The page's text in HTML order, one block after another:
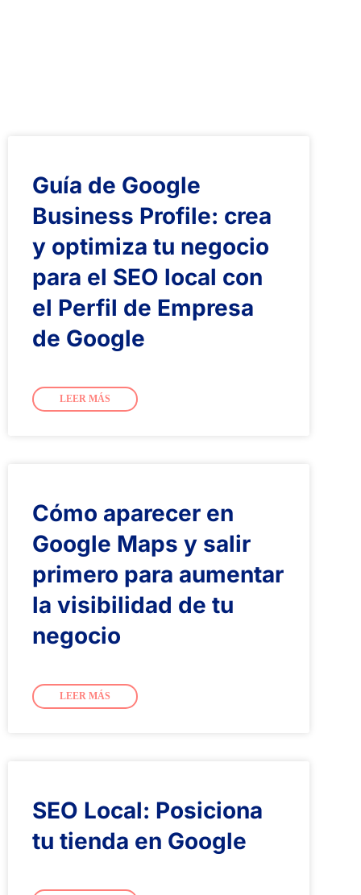
Guía de Google
Business Profile: crea
y optimiza tu negocio
para el SEO local con
el Perfil de Empresa
de Google
LEER MÁS
Cómo aparecer en
Google Maps y salir
primero para aumentar
la visibilidad de tu
negocio
LEER MÁS
SEO Local: Posiciona
tu tienda en Google